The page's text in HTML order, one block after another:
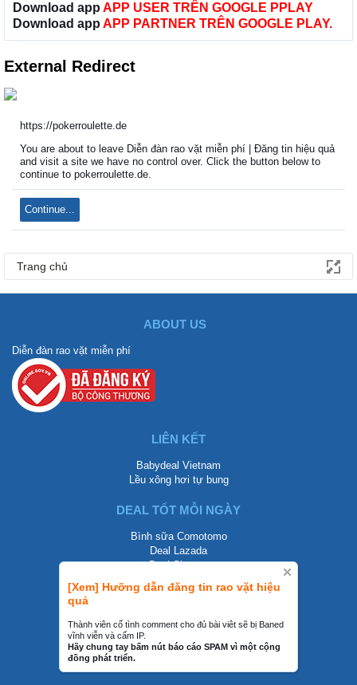
Download app APP USER TRÊN GOOGLE PPLAY
Download app APP PARTNER TRÊN GOOGLE PLAY.
[Xem] Hưỡng dẫn đăng tin rao vặt hiệu
quả
Thành viên cố tình comment cho đủ bài viêt sẽ bị Baned
vĩnh viễn và cấm IP.
Hãy chung tay bấm nút báo cáo SPAM vì một cộng
đồng phát triển.
External Redirect
https://pokerroulette.de
You are about to leave Diễn đàn rao vặt miễn phí | Đăng tin hiệu quả
and visit a site we have no control over. Click the button below to
continue to pokerroulette.de.
Continue...
Trang chủ
ABOUT US
Diễn đàn rao vặt miễn phí
LIÊN KẾT
Babydeal Vietnam
Lều xông hơi tự bung
DEAL TỐT MỖI NGÀY
Bình sữa Comotomo
Deal Lazada
Deal Shopee
LIÊN HỆ
0858002468
contact@mraovat.vn